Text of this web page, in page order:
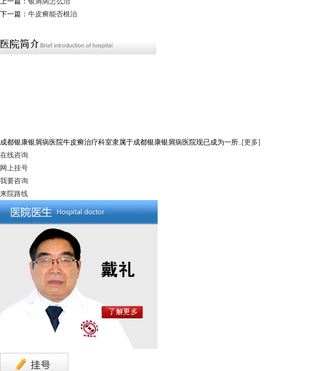
下一篇： 牛皮癣能否根治
成都银康银屑病医院牛皮癣治疗科室隶属于成都银康银屑病医院现已成为一所..[更多]
在线咨询
网上挂号
我要咨询
来院路线